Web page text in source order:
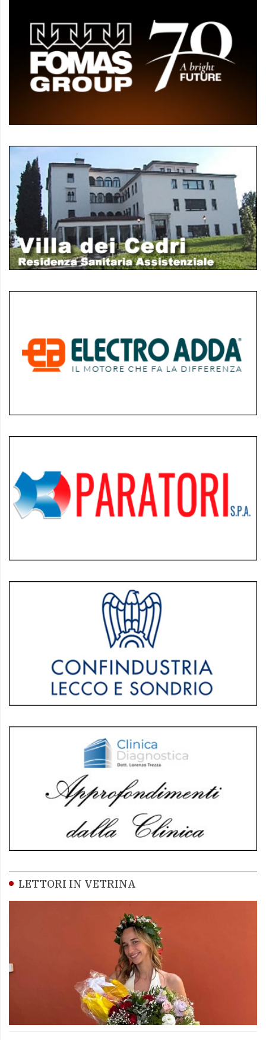
LETTORI IN VETRINA